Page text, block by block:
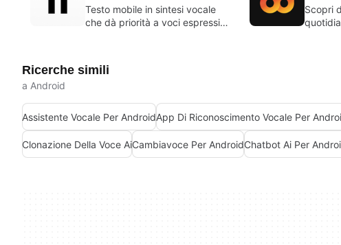
Testo mobile in sintesi vocale
che dà priorità a voci espressive
Scopri
Ricerche simili
a Android
Assistente Vocale Per AndroidApp Di Riconoscimento Vocale Per
Clonazione Della Voce AiCambiavoce Per AndroidChatbot Ai Per